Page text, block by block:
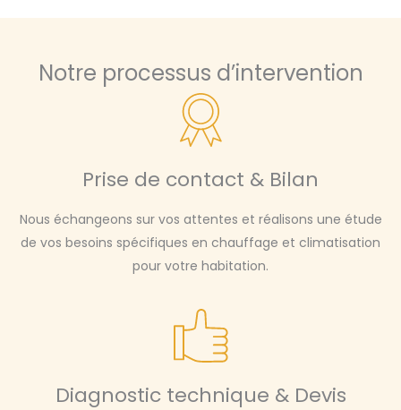
Notre processus d’intervention
Prise de contact & Bilan
Nous échangeons sur vos attentes et réalisons une étude
de vos besoins spécifiques en chauffage et climatisation
pour votre habitation.
Diagnostic technique & Devis